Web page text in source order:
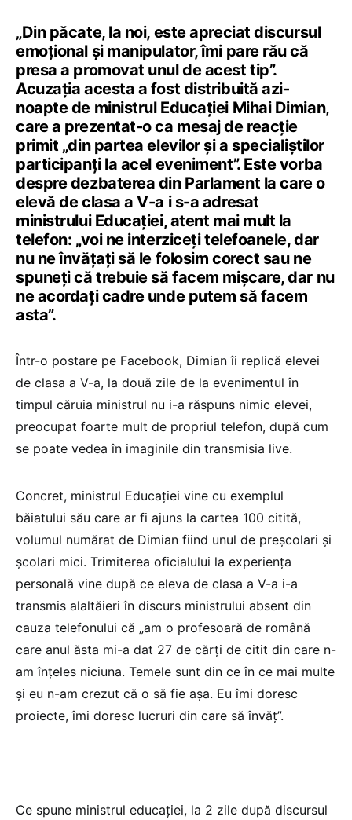
„Din păcate, la noi, este apreciat discursul
emoțional și manipulator, îmi pare rău că
presa a promovat unul de acest tip”.
Acuzația acesta a fost distribuită azi-
noapte de ministrul Educației Mihai Dimian,
care a prezentat-o ca mesaj de reacție
primit „din partea elevilor și a specialiștilor
participanți la acel eveniment”. Este vorba
despre dezbaterea din Parlament la care o
elevă de clasa a V-a i s-a adresat
ministrului Educației, atent mai mult la
telefon: „voi ne interziceți telefoanele, dar
nu ne învățați să le folosim corect sau ne
spuneți că trebuie să facem mișcare, dar nu
ne acordați cadre unde putem să facem
asta”.
Într-o postare pe Facebook, Dimian îi replică elevei
de clasa a V-a, la două zile de la evenimentul în
timpul căruia ministrul nu i-a răspuns nimic elevei,
preocupat foarte mult de propriul telefon, după cum
se poate vedea în imaginile din transmisia live.
Concret, ministrul Educației vine cu exemplul
băiatului său care ar fi ajuns la cartea 100 citită,
volumul numărat de Dimian fiind unul de preșcolari și
școlari mici. Trimiterea oficialului la experiența
personală vine după ce eleva de clasa a V-a i-a
transmis alaltăieri în discurs ministrului absent din
cauza telefonului că „am o profesoară de română
care anul ăsta mi-a dat 27 de cărți de citit din care n-
am înțeles niciuna. Temele sunt din ce în ce mai multe
și eu n-am crezut că o să fie așa. Eu îmi doresc
proiecte, îmi doresc lucruri din care să învăț”.
Ce spune ministrul educației, la 2 zile după discursul